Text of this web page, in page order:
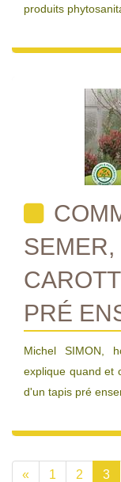
produits
PRÉ
Michel SIMON,
explique quand et
d'un tapis pré
« 1 2 3